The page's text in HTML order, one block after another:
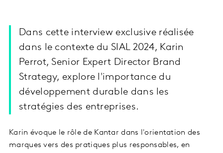
Dans cette interview exclusive réalisée
dans le contexte du SIAL 2024, Karin
Perrot, Senior Expert Director Brand
Strategy, explore l'importance du
développement durable dans les
stratégies des entreprises.
Karin évoque le rôle de Kantar dans l'orientation des
marques vers des pratiques plus responsables, en